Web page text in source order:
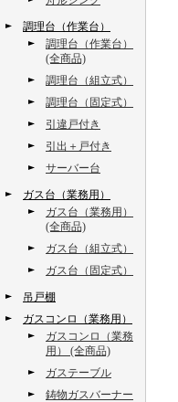
調理台（作業台）
調理台（作業台）
(全商品)
調理台（組立式）
調理台（固定式）
引違戸付き
引出＋戸付き
サーバー台
ガス台（業務用）
ガス台（業務用）
(全商品)
ガス台（組立式）
ガス台（固定式）
吊戸棚
ガスコンロ（業務用）
ガスコンロ（業務
用） (全商品)
ガステーブル
鋳物ガスバーナー